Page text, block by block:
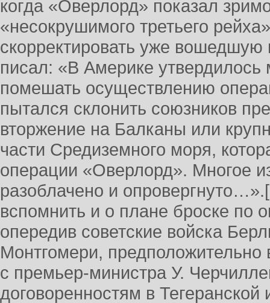
когда «Оверлорд» показал
«несокрушимого третьего
скорректировать уже
писал: «В Америке утвердилось
помешать осуществлению
пытался склонить союзников
вторжение на Балканы или
части Средиземного моря,
операции «Оверлорд». Многое
разоблачено и
вспомнить и о плане броске по
опередив советские войска
Монтгомери, предположительно
с премьер-министра У.
договоренностям в